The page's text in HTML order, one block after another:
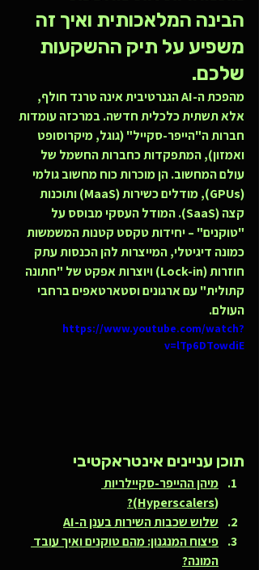
הבינה המלאכותית ואיך זה
משפיע על תיק ההשקעות
שלכם.
מהפכת ה-AI הגנרטיבית אינה טרנד חולף,
אלא תשתית כלכלית חדשה. במרכזה עומדות
חברות ה"הייפר-סקייל" (גוגל, מיקרוסופט
ואמזון), המתפקדות כחברות החשמל של
עולם המחשוב. הן מוכרות כוח מחשוב גולמי
(GPUs), מודלים כשירות (MaaS) ותוכנות
קצה (SaaS). המודל העסקי מבוסס על
"טוקנים" – יחידות טקסט קטנות המשמשות
כמונה דיגיטלי, המייצרות להן הכנסות עתק
חוזרות (Lock-in) ויוצרות אפקט של "חתונה
קתולית" עם ארגונים וסטארטאפים ברחבי
העולם.
https://www.youtube.com/watch?
v=lTp6DTowdiE
תוכן עניינים אינטראקטיבי
מיהן ההייפר-סקיילריות
(Hyperscalers)?
שלוש שכבות השירות בענן ה-AI
פיצוח המנגנון: מהם טוקנים ואיך עובד
המונה?